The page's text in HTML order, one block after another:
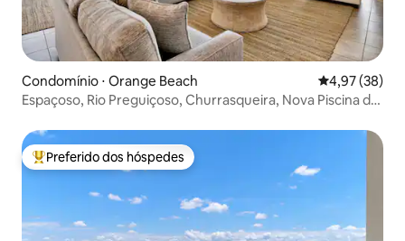
Condomínio ⋅ Orange Beach 4,97 de uma
4,97 (38)
Espaçoso, Rio Preguiçoso, Churrasqueira, Nova Piscina de
Entre os melhores preferidos dos hóspedes
Preferido dos hóspedes